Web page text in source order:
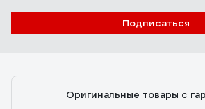
Подписаться
Оригинальные товары с